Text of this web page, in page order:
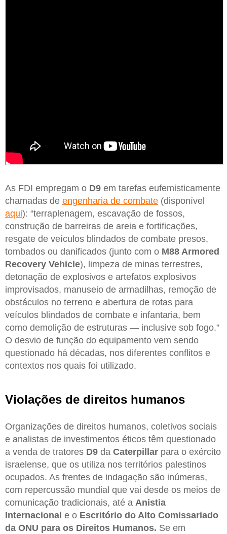
As FDI empregam o D9 em tarefas eufemisticamente
chamadas de engenharia de combate (disponível
aqui): “terraplenagem, escavação de fossos,
construção de barreiras de areia e fortificações,
resgate de veículos blindados de combate presos,
tombados ou danificados (junto com o M88 Armored
Recovery Vehicle), limpeza de minas terrestres,
detonação de explosivos e artefatos explosivos
improvisados, manuseio de armadilhas, remoção de
obstáculos no terreno e abertura de rotas para
veículos blindados de combate e infantaria, bem
como demolição de estruturas — inclusive sob fogo.”
O desvio de função do equipamento vem sendo
questionado há décadas, nos diferentes conflitos e
contextos nos quais foi utilizado.
Violações de direitos humanos
Organizações de direitos humanos, coletivos sociais
e analistas de investimentos éticos têm questionado
a venda de tratores D9 da Caterpillar para o exército
israelense, que os utiliza nos territórios palestinos
ocupados. As frentes de indagação são inúmeras,
com repercussão mundial que vai desde os meios de
comunicação tradicionais, até a Anistia
Internacional e o Escritório do Alto Comissariado
da ONU para os Direitos Humanos. Se em